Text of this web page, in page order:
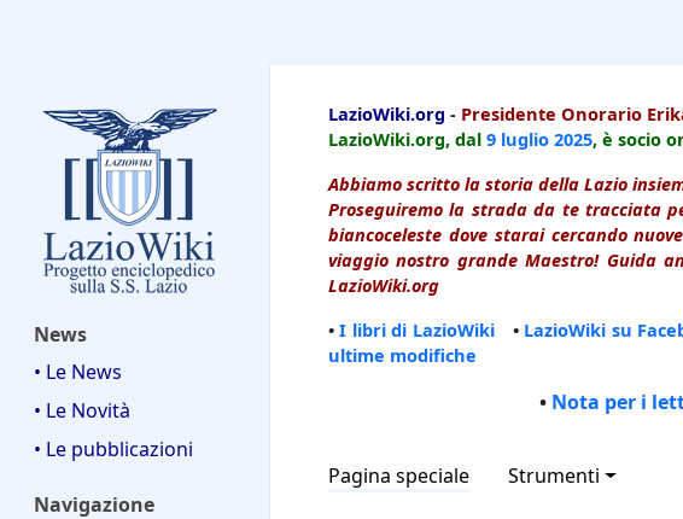
News
• Le News
• Le Novità
• Le pubblicazioni
Navigazione
LazioWiki.org - Presidente Onorario
LazioWiki.org, dal 9 luglio 2025, è socio
Abbiamo scritto la storia della Lazio
Proseguiremo la strada da te tracciata
biancoceleste dove starai cercando
viaggio nostro grande Maestro! Guida
LazioWiki.org
•I libri di LazioWiki• LazioWiki su
ultime modifiche
• Nota per i
Pagina speciale Strumenti